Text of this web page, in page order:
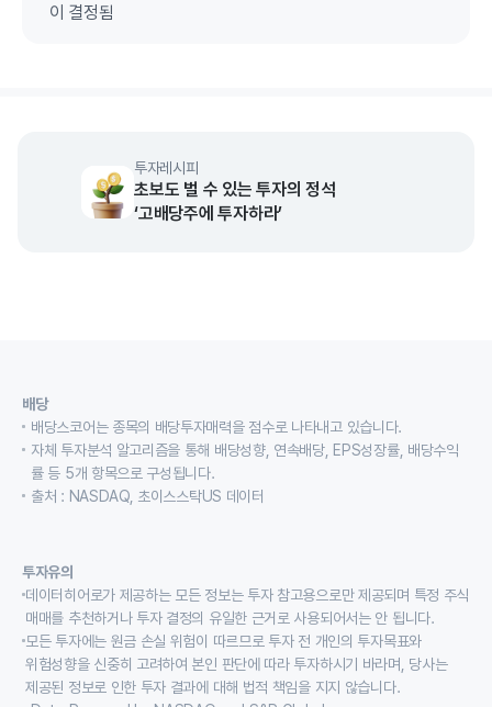
이 결정됨
투자레시피
초보도 벌 수 있는 투자의 정석
‘고배당주에 투자하라’
배당
배당스코어는 종목의 배당투자매력을 점수로 나타내고 있습니다.
자체 투자분석 알고리즘을 통해 배당성향, 연속배당, EPS성장률, 배당수익
률 등 5개 항목으로 구성됩니다.
출처 : NASDAQ, 초이스스탁US 데이터
투자유의
데이터히어로가 제공하는 모든 정보는 투자 참고용으로만 제공되며 특정 주식
매매를 추천하거나 투자 결정의 유일한 근거로 사용되어서는 안 됩니다.
모든 투자에는 원금 손실 위험이 따르므로 투자 전 개인의 투자목표와
위험성향을 신중히 고려하여 본인 판단에 따라 투자하시기 바라며, 당사는
제공된 정보로 인한 투자 결과에 대해 법적 책임을 지지 않습니다.